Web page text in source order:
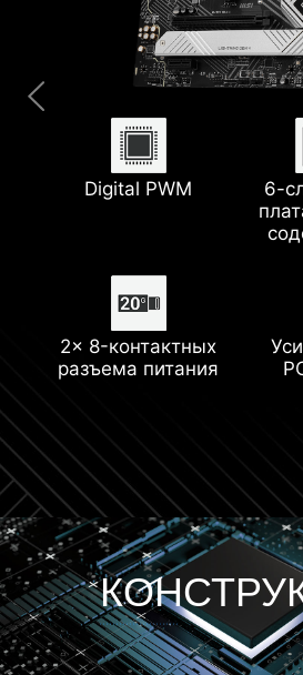
Digital PWM
6-
2x 8-контактных
разъема питания
Модуль Wi-Fi 6E
Разъем для